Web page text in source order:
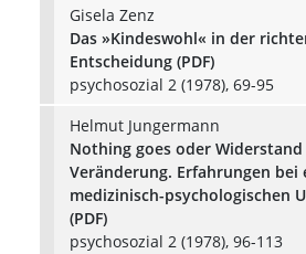
Gisela Zenz
Das »Kindeswohl« in der
Entscheidung (PDF)
psychosozial 2 (1978), 69-95
Helmut Jungermann
Nothing goes oder Widerstand
Veränderung. Erfahrungen bei
medizinisch-psychologischen
(PDF)
psychosozial 2 (1978), 96-113